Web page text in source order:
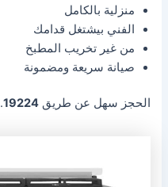
منزلية بالكامل
الفني بيشتغل قدامك
من غير تخريب المطبخ
صيانة سريعة ومضمونة
الحجز سهل عن طريق19224
.